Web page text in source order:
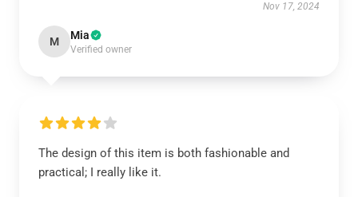
Nov 17, 2024
M Mia
Verified owner
The design of this item is both fashionable and
practical; I really like it.